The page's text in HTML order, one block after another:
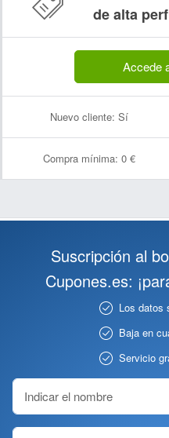
de alta
Accede
Nuevo cliente: Sí
Compra mínima: 0 €
Suscripción al
Cupones.es:
Los datos
Baja en
Servicio